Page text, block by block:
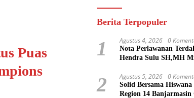
Puas
Berita Terpopuler
1 Agustus 4, 2026 0
Nota Perlawanan
Hendra Sulu SH,MH
2 Agustus 5, 2026 0
Solid Bersama
Region 14